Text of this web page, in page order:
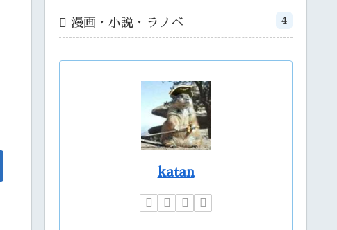
漫画・小説・ラノベ 4
katan